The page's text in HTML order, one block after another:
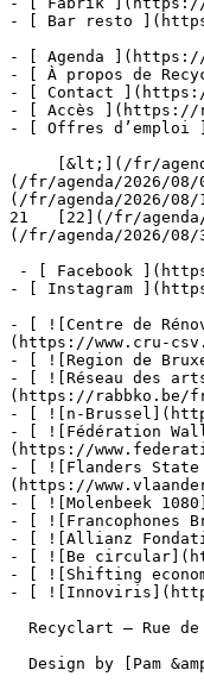
- [ Bar resto
- [ Agenda
- [ À propos de
- [ Contact
- [ Accès ](https://
- [ Offres
(/fr/agenda/2026/
(/fr/agenda/2026/
21   [22](/fr/
(/fr/agenda/
- [ Instagram
- [ ![Centre de
(https://www.cru-
- [ ![Region de
- [ ![Réseau des
(https://rabbko.be/
- [ ![n-
- [ ![Fédération
(https://
- [ ![Flanders State
(https://
- [ ![Molenbeek
- [ ![Francophones
- [ ![Allianz
- [ ![Be
- [ ![Shifting
- [